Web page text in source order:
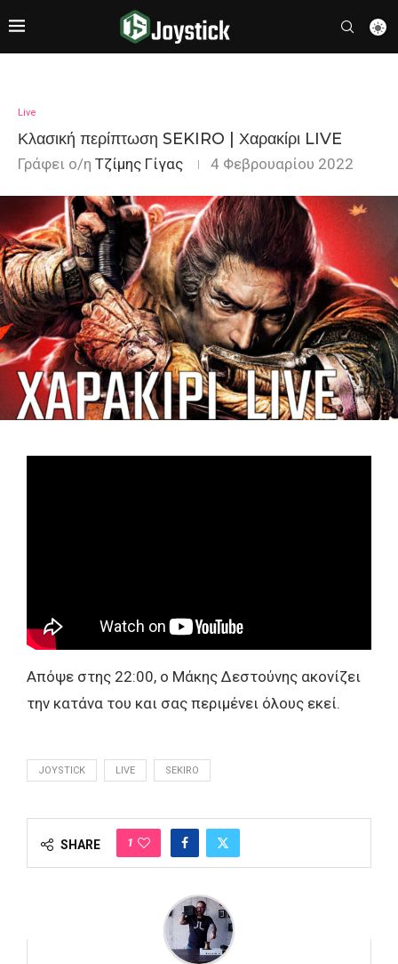
Live
Κλασική περίπτωση SEKIRO | Χαρακίρι LIVE
Γράφει ο/η Τζίμης Γίγας 4 Φεβρουαρίου 2022
Απόψε στης 22:00, ο Μάκης Δεστούνης ακονίζει
την κατάνα του και σας περιμένει όλους εκεί.
JOYSTICK LIVE SEKIRO
SHARE 1